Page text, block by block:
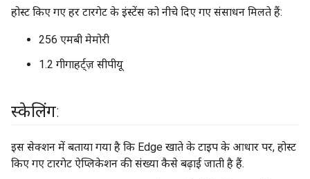
होस्ट किए गए हर टारगेट के इंस्टेंस को नीचे दिए गए संसाधन मिलते हैं:
256 एमबी मेमोरी
1.2 गीगाहर्ट्ज़ सीपीयू
स्केलिंग:
इस सेक्शन में बताया गया है कि Edge खाते के टाइप के आधार पर, होस्ट
किए गए टारगेट ऐप्लिकेशन की संख्या कैसे बढ़ाई जाती है हैं.